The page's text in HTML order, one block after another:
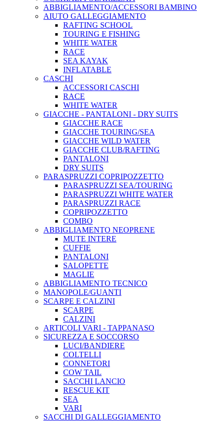
ABBIGLIAMENTO/ACCESSORI BAMBINO
AIUTO GALLEGGIAMENTO
RAFTING SCHOOL
TOURING E FISHING
WHITE WATER
RACE
SEA KAYAK
INFLATABLE
CASCHI
ACCESSORI CASCHI
RACE
WHITE WATER
GIACCHE - PANTALONI - DRY SUITS
GIACCHE RACE
GIACCHE TOURING/SEA
GIACCHE WILD WATER
GIACCHE CLUB/RAFTING
PANTALONI
DRY SUITS
PARASPRUZZI COPRIPOZZETTO
PARASPRUZZI SEA/TOURING
PARASPRUZZI WHITE WATER
PARASPRUZZI RACE
COPRIPOZZETTO
COMBO
ABBIGLIAMENTO NEOPRENE
MUTE INTERE
CUFFIE
PANTALONI
SALOPETTE
MAGLIE
ABBIGLIAMENTO TECNICO
MANOPOLE/GUANTI
SCARPE E CALZINI
SCARPE
CALZINI
ARTICOLI VARI - TAPPANASO
SICUREZZA E SOCCORSO
LUCI/BANDIERE
COLTELLI
CONNETORI
COW TAIL
SACCHI LANCIO
RESCUE KIT
SEA
VARI
SACCHI DI GALLEGGIAMENTO